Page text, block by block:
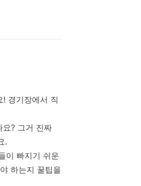
경기장에서 직
요? 그거 진짜
.
이 빠지기 쉬운
하는지 꿀팁을